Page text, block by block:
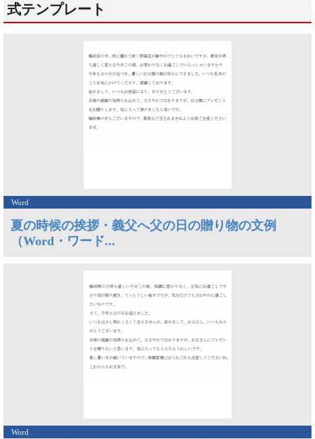
式テンプレート
Word
夏の時候の挨拶・義父へ父の日の贈り物の文例
（Word・ワード...
Word